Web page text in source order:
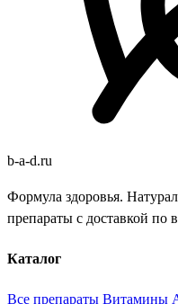
b-a-d.ru
Формула здоровья.
препараты с доставкой по
Каталог
Все препараты Витамины